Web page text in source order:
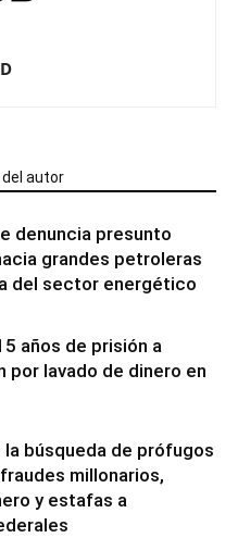
del autor
denuncia presunto
grandes petroleras
del sector energético
años de prisión a
por lavado de dinero en
la búsqueda de prófugos
millonarios,
y estafas a